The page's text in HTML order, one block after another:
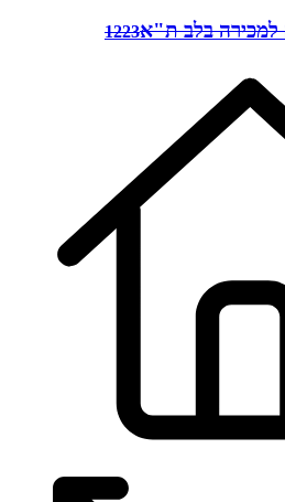
למכירה בלב ת"א1223